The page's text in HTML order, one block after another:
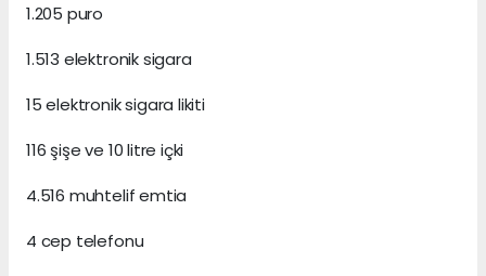
1.205 puro
1.513 elektronik sigara
15 elektronik sigara likiti
116 şişe ve 10 litre içki
4.516 muhtelif emtia
4 cep telefonu